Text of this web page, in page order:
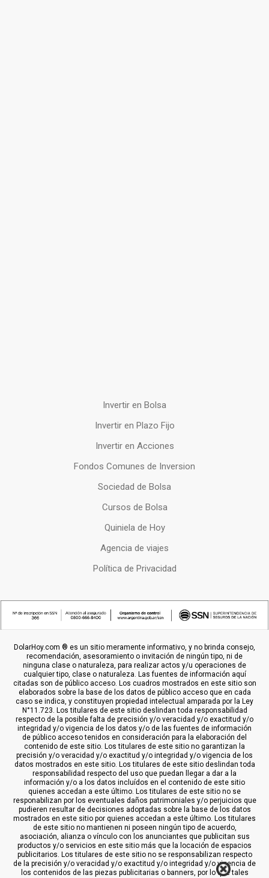
Invertir en Bolsa
Invertir en Plazo Fijo
Invertir en Acciones
Fondos Comunes de Inversion
Sociedad de Bolsa
Cursos de Bolsa
Quiniela de Hoy
Agencia de viajes
Política de Privacidad
DolarHoy.com ® es un sitio meramente informativo, y no brinda consejo,
recomendación, asesoramiento o invitación de ningún tipo, ni de
ninguna clase o naturaleza, para realizar actos y/u operaciones de
cualquier tipo, clase o naturaleza. Las fuentes de información aquí
citadas son de público acceso. Los cuadros mostrados en este sitio son
elaborados sobre la base de los datos de público acceso que en cada
caso se indica, y constituyen propiedad intelectual amparada por la Ley
N°11.723. Los titulares de este sitio deslindan toda responsabilidad
respecto de la posible falta de precisión y/o veracidad y/o exactitud y/o
integridad y/o vigencia de los datos y/o de las fuentes de información
de público acceso tenidos en consideración para la elaboración del
contenido de este sitio. Los titulares de este sitio no garantizan la
precisión y/o veracidad y/o exactitud y/o integridad y/o vigencia de los
datos mostrados en este sitio. Los titulares de este sitio deslindan toda
responsabilidad respecto del uso que puedan llegar a dar a la
información y/o a los datos incluídos en el contenido de este sitio
quienes accedan a este último. Los titulares de este sitio no se
responabilizan por los eventuales daños patrimoniales y/o perjuicios que
pudieren resultar de decisiones adoptadas sobre la base de los datos
mostrados en este sitio por quienes accedan a este último. Los titulares
de este sitio no mantienen ni poseen ningún tipo de acuerdo,
asociación, alianza o vínculo con los anunciantes que publicitan sus
productos y/o servicios en este sitio más que la locación de espacios
publicitarios. Los titulares de este sitio no se responsabilizan respecto
de la precisión y/o veracidad y/o exactitud y/o integridad y/o vigencia de
los contenidos de las piezas publicitarias o banners, por lo que tales